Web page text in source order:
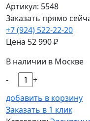
Артикул: 5548
Заказать прямо
+7 (924) 522-22-20
Цена 52 990₽
В наличии в Москве
-
+
добавить в корзину
Заказать в 1 клик